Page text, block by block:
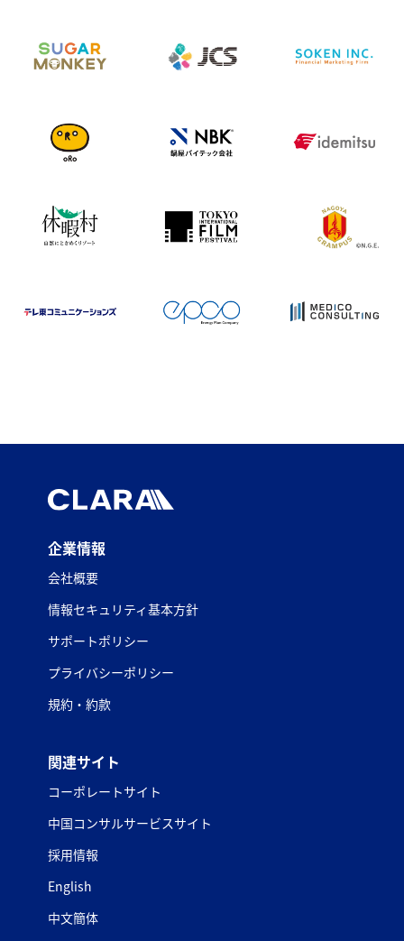
企業情報
会社概要
情報セキュリティ基本方針
サポートポリシー
プライバシーポリシー
規約・約款
関連サイト
コーポレートサイト
中国コンサルサービスサイト
採用情報
English
中文簡体